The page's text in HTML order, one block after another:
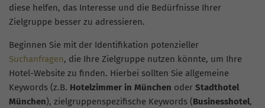
diese helfen, das Interesse und die Bedürfnisse Ihrer
Zielgruppe besser zu adressieren.
Beginnen Sie mit der Identifikation potenzieller
Suchanfragen, die Ihre Zielgruppe nutzen könnte, um Ihre
Hotel-Website zu finden. Hierbei sollten Sie allgemeine
Keywords (z.B. Hotelzimmer in München oder Stadthotel
München), zielgruppenspezifische Keywords (Businesshotel,